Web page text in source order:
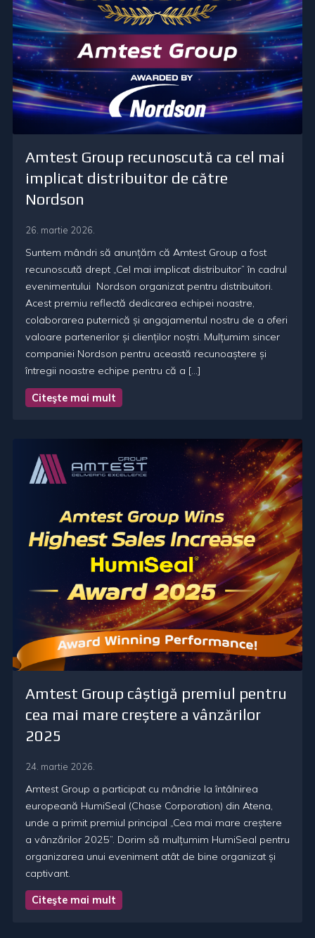
Amtest Group recunoscută ca cel mai
implicat distribuitor de către
Nordson
26. martie 2026.
Suntem mândri să anunțăm că Amtest Group a fost
recunoscută drept „Cel mai implicat distribuitor” în cadrul
evenimentului Nordson organizat pentru distribuitori.
Acest premiu reflectă dedicarea echipei noastre,
colaborarea puternică și angajamentul nostru de a oferi
valoare partenerilor și clienților noștri. Mulțumim sincer
companiei Nordson pentru această recunoaștere și
întregii noastre echipe pentru că a […]
Citeşte mai mult
Amtest Group câștigă premiul pentru
cea mai mare creștere a vânzărilor
2025
24. martie 2026.
Amtest Group a participat cu mândrie la întâlnirea
europeană HumiSeal (Chase Corporation) din Atena,
unde a primit premiul principal „Cea mai mare creștere
a vânzărilor 2025”. Dorim să mulțumim HumiSeal pentru
organizarea unui eveniment atât de bine organizat și
captivant.
Citeşte mai mult